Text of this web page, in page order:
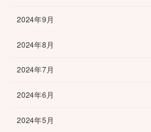
2024年9月
2024年8月
2024年7月
2024年6月
2024年5月